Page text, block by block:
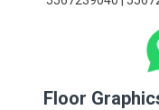
Floor